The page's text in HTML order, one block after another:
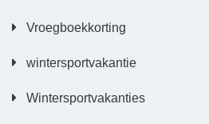
Vroegboekkorting
wintersportvakantie
Wintersportvakanties